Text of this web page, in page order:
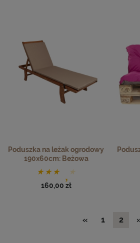
Poduszka na leżak ogrodowy
190x60cm: Beżowa
160,00 zł
« 1 2